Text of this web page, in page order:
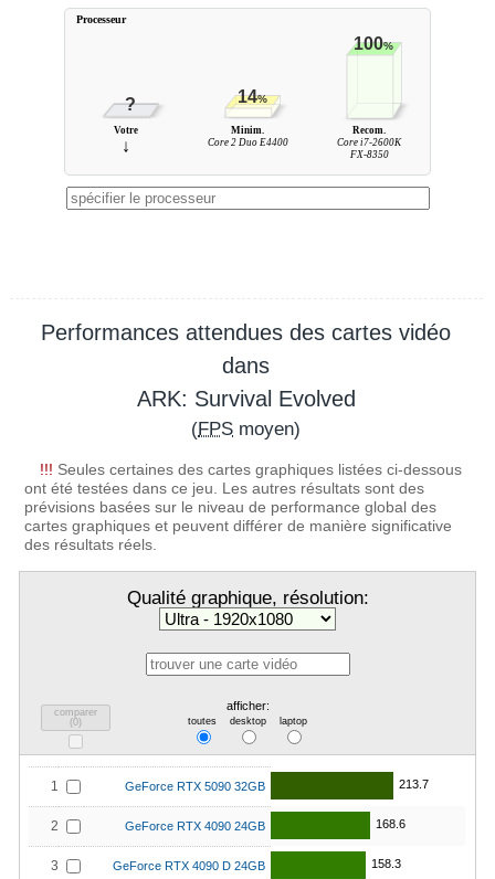
? 14%
100%
Votre
↓
Minim.
Core 2 Duo E4400
Recom.
Core i7-2600K
FX-8350
Processeur
Performances attendues des cartes vidéo
dans
ARK: Survival Evolved
(FPS moyen)
!!! Seules certaines des cartes graphiques listées ci-dessous
ont été testées dans ce jeu. Les autres résultats sont des
prévisions basées sur le niveau de performance global des
cartes graphiques et peuvent différer de manière significative
des résultats réels.
Qualité graphique, résolution:
comparer
(0)
afficher:
toutes desktop laptop
1 GeForce RTX 5090 32GB 213.7
2 GeForce RTX 4090 24GB 168.6
3 GeForce RTX 4090 D 24GB 158.3